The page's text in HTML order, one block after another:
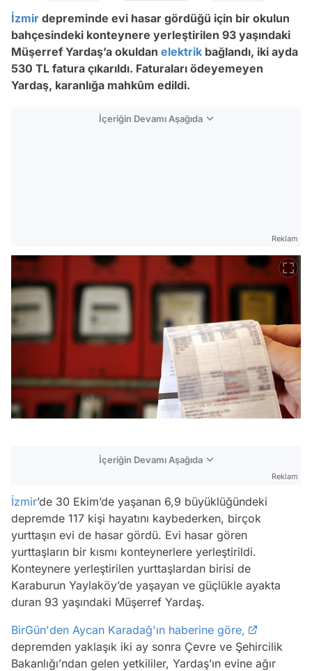
İzmir depreminde evi hasar gördüğü için bir okulun
bahçesindeki konteynere yerleştirilen 93 yaşındaki
Müşerref Yardaş’a okuldan elektrik bağlandı, iki ayda
530 TL fatura çıkarıldı. Faturaları ödeyemeyen
Yardaş, karanlığa mahkûm edildi.
İçeriğin Devamı Aşağıda
Reklam
İçeriğin Devamı Aşağıda
Reklam
İzmir’de 30 Ekim’de yaşanan 6,9 büyüklüğündeki
depremde 117 kişi hayatını kaybederken, birçok
yurttaşın evi de hasar gördü. Evi hasar gören
yurttaşların bir kısmı konteynerlere yerleştirildi.
Konteynere yerleştirilen yurttaşlardan birisi de
Karaburun Yaylaköy’de yaşayan ve güçlükle ayakta
duran 93 yaşındaki Müşerref Yardaş.
BirGün'den Aycan Karadağ'ın haberine göre,
depremden yaklaşık iki ay sonra Çevre ve Şehircilik
Bakanlığı’ndan gelen yetkililer, Yardaş’ın evine ağır